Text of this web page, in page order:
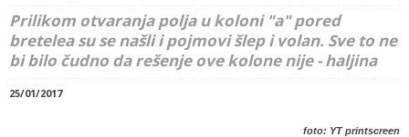
Prilikom otvaranja polja u koloni "a" pored
bretelea su se našli i pojmovi šlep i volan. Sve to ne
bi bilo čudno da rešenje ove kolone nije - haljina
25/01/2017
foto: YT printscreen